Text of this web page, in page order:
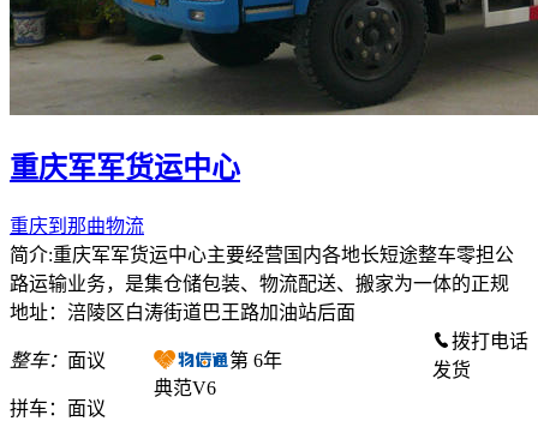
重庆军军货运中心
重庆到那曲物流
简介:重庆军军货运中心主要经营国内各地长短途整车零担公
路运输业务，是集仓储包装、物流配送、搬家为一体的正规
地址：涪陵区白涛街道巴王路加油站后面
整车： 面议
拼车： 面议
第 6年
典范V6
拨打电话
发货